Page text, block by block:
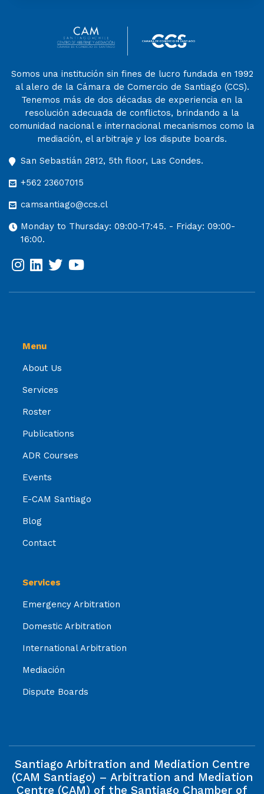
Somos una institución sin fines de lucro fundada en 1992
al alero de la Cámara de Comercio de Santiago (CCS).
Tenemos más de dos décadas de experiencia en la
resolución adecuada de conflictos, brindando a la
comunidad nacional e internacional mecanismos como la
mediación, el arbitraje y los dispute boards.
San Sebastián 2812, 5th floor, Las Condes.
+562 23607015
camsantiago@ccs.cl
Monday to Thursday: 09:00-17:45. - Friday: 09:00-
16:00.
Menu
About Us
Services
Roster
Publications
ADR Courses
Events
E-CAM Santiago
Blog
Contact
Services
Emergency Arbitration
Domestic Arbitration
International Arbitration
Mediación
Dispute Boards
Santiago Arbitration and Mediation Centre
(CAM Santiago) – Arbitration and Mediation
Centre (CAM) of the Santiago Chamber of